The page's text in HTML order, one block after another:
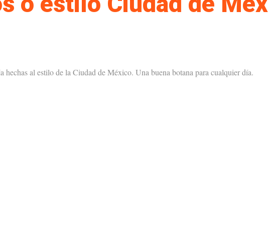
hechas al estilo de la Ciudad de México. Una buena botana para cualquier día.